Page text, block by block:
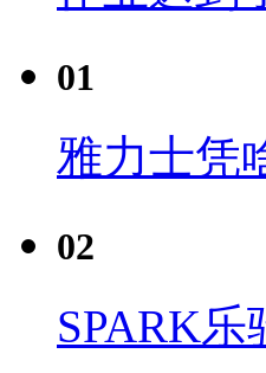
01
雅力士凭
02
SPARK